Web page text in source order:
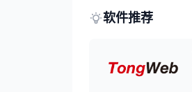
软件推荐